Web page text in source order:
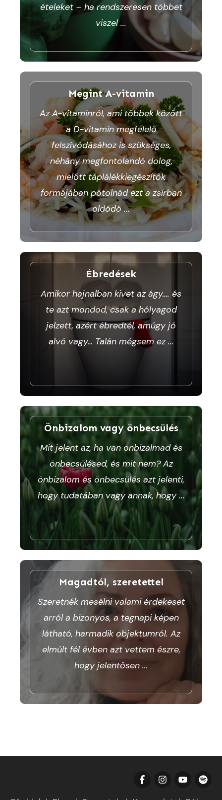
ételeket – ha rendszeresen többet
viszel...
Megint A-vitamin
Az A-vitaminról, ami többek között
a D-vitamin megfelelő
felszívódásához is szükséges,
néhány megfontolandó dolog,
mielőtt táplálékkiegészítők
formájában pótolnád ezt a zsírban
oldódó...
Ébredések
Amikor hajnalban kivet az ágy…. és
te azt mondod, csak a hólyagod
jelzett, azért ébredtél, amúgy jó
alvó vagy… Talán mégsem ez...
Önbizalom vagy önbecsülés
Mit jelent az, ha van önbizalmad és
önbecsülésed, és mit nem? Az
önbizalom és önbecsülés azt jelenti,
hogy tudatában vagy annak, hogy...
Magadtól, szeretettel
Szeretnék mesélni valami érdekeset
arról a bizonyos, a tegnapi képen
látható, harmadik objektumról. Az
elmúlt fél évben azt vettem észre,
hogy jelentősen ...